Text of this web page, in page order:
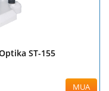
ST-155
MUA